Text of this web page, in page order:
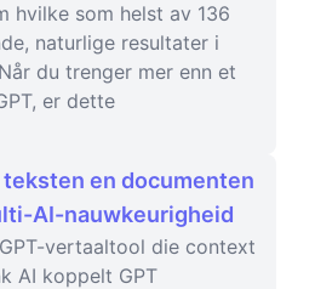
hvilke som helst av 136
naturlige resultater i
du trenger mer enn et
er dette
en documenten
AI-nauwkeurigheid
vertaaltool die context
AI koppelt GPT